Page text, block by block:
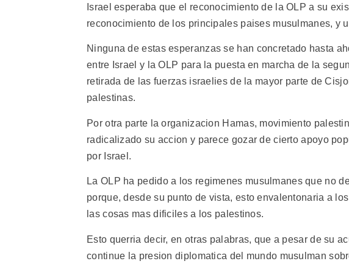
Israel esperaba que el reconocimiento de la OLP a su
reconocimiento de los principales paises musulmanes, y
Ninguna de estas esperanzas se han concretado hasta
entre Israel y la OLP para la puesta en marcha de la
retirada de las fuerzas israelies de la mayor parte de
palestinas.
Por otra parte la organizacion Hamas, movimiento
radicalizado su accion y parece gozar de cierto apoyo
por Israel.
La OLP ha pedido a los regimenes musulmanes que no
porque, desde su punto de vista, esto envalentonaria a
las cosas mas dificiles a los palestinos.
Esto querria decir, en otras palabras, que a pesar de su
continue la presion diplomatica del mundo musulman